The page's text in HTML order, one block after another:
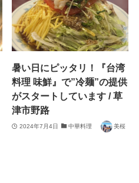
暑い日にピッタリ！『台湾
料理 味鮮』で”冷麺”の提供
がスタートしています / 草
津市野路
2024年7月4日 中華料理 美桜